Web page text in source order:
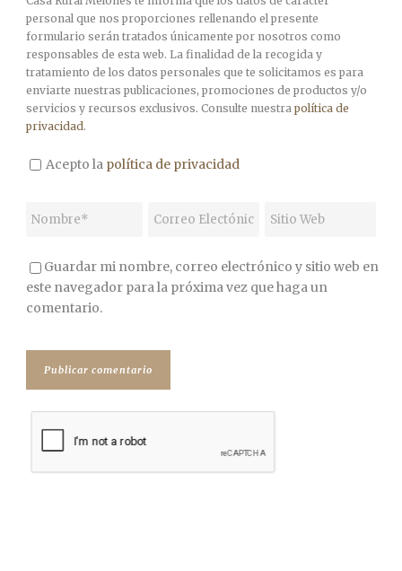
personal que nos proporciones rellenando el presente
formulario serán tratados únicamente por nosotros como
responsables de esta web. La finalidad de la recogida y
tratamiento de los datos personales que te solicitamos es para
enviarte nuestras publicaciones, promociones de productos y/o
servicios y recursos exclusivos. Consulte nuestra política de
privacidad.
Acepto la política de privacidad
Guardar mi nombre, correo electrónico y sitio web en
este navegador para la próxima vez que haga un
comentario.